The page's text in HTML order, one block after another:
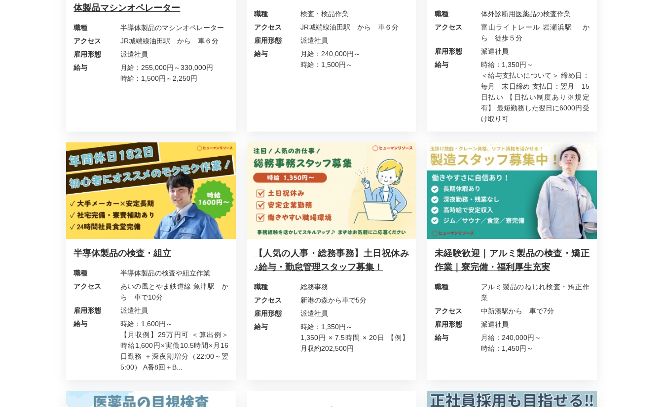
体製品マシンオペレーター
職種
半導体製品のマシンオペレーター
アクセス
JR城端線油田駅 から 車６分
雇用形態
派遣社員
給与
月給：255,000円～330,000円
時給：1,500円～2,250円
職種
検査・検品作業
アクセス
JR城端線油田駅 から 車６分
雇用形態
派遣社員
給与
月給：240,000円～
時給：1,500円～
職種
体外診断用医薬品の検査作業
アクセス
富山ライトレール 岩瀬浜駅 か
ら 徒歩５分
雇用形態
派遣社員
給与
時給：1,350円～
＜給与支払いについて＞ 締め日：
毎月 末日締め 支払日：翌月 15
日払い 【日払い制度あり※規定
有】 最短勤務した翌日に6000円受
け取り可...
半導体製品の検査・組立
職種
半導体製品の検査や組立作業
アクセス
あいの風とやま鉄道線 魚津駅 か
ら 車で10分
雇用形態
派遣社員
給与
時給：1,600円～
【月収例】29万円可 ＜算出例＞
時給1,600円×実働10.5時間×月16
日勤務 ＋深夜割増分（22:00～翌
5:00） A番8回＋B...
【人気の人事・総務事務】土日祝休み
♪給与・勤怠管理スタッフ募集！
職種
総務事務
アクセス
新港の森から車で5分
雇用形態
派遣社員
給与
時給：1,350円～
1,350円 × 7.5時間 × 20日 【例】
月収約202,500円
未経験歓迎｜アルミ製品の検査・矯正
作業｜寮完備・福利厚生充実
職種
アルミ製品のねじれ検査・矯正作
業
アクセス
中新湊駅から 車で7分
雇用形態
派遣社員
給与
月給：240,000円～
時給：1,450円～